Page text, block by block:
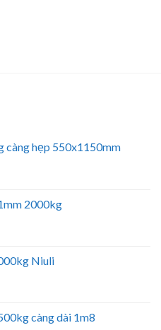
càng hẹp 550x1150mm
2000kg
Niuli
càng dài 1m8